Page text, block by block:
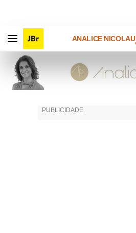
ANALICE NICOLAU